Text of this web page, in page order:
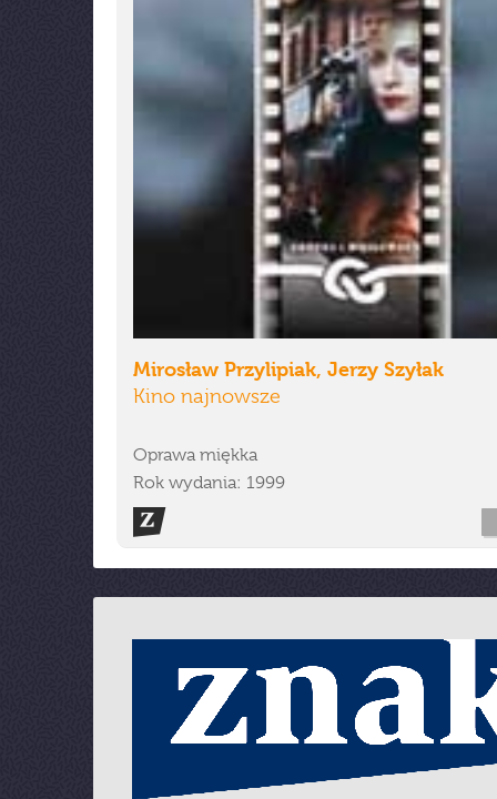
Mirosław Przylipiak, Jerzy Szyłak
Kino najnowsze
Oprawa miękka
Rok wydania: 1999